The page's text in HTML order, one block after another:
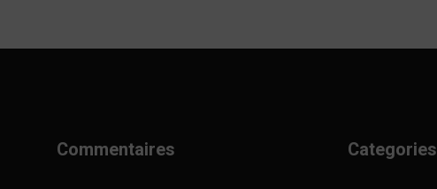
Commentaires Categories